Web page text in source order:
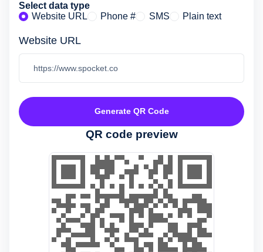
Select data type
Website URL
Phone # SMS Plain text
Website URL
Generate QR Code
QR code preview